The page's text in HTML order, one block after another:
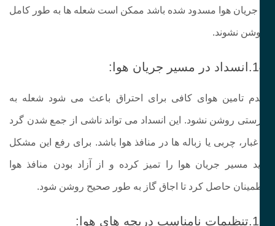
جریان هوا مسدود شده باشد ممکن است شعله‌ ها به‌ طور کامل
نشوند.
تامین هوای کافی برای احتراق باعث می‌ شود شعله به
روشن نشود. این انسداد می‌ تواند ناشی از جمع شدن گرد
چربی یا زباله‌ ها در منافذ هوا باشد. برای رفع این مشکل
مسیر جریان هوا را تمیز کرده و از آزاد بودن منافذ هوا
حاصل کرد تا اجاق گاز به‌ طور صحیح روشن شود.